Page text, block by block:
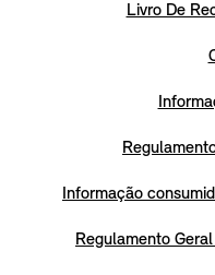
Livro De
Informação
Regulamento